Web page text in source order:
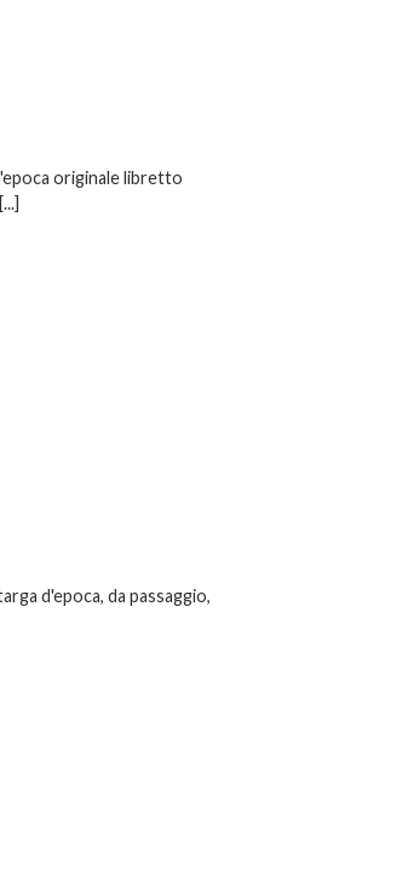
originale libretto
d'epoca, da passaggio,